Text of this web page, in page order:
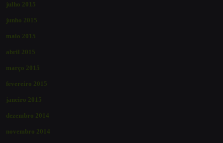
julho 2015
junho 2015
maio 2015
abril 2015
março 2015
fevereiro 2015
janeiro 2015
dezembro 2014
novembro 2014